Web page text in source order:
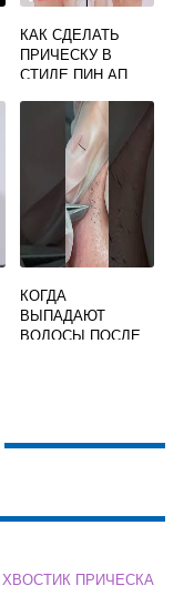
КАК СДЕЛАТЬ
ПРИЧЕСКУ В
СТИЛЕ ПИН АП
КОГДА
ВЫПАДАЮТ
ВОЛОСЫ ПОСЛЕ
ПРИЧЕСКА